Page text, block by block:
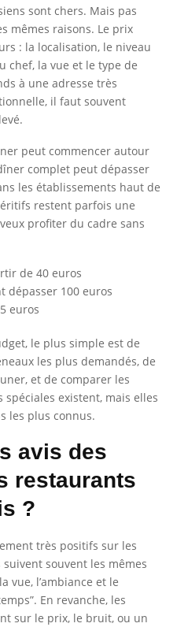
sont chers. Mais pas
mêmes raisons. Le prix
: la localisation, le niveau
chef, la vue et le type de
à une adresse très
il faut souvent
peut commencer autour
complet peut dépasser
les établissements haut de
restent parfois une
profiter du cadre sans
de 40 euros
dépasser 100 euros
euros
le plus simple est de
les plus demandés, de
et de comparer les
spéciales existent, mais elles
les plus connus.
avis des
restaurants
?
très positifs sur les
souvent les mêmes
vue, l’ambiance et le
En revanche, les
sur le prix, le bruit, ou un